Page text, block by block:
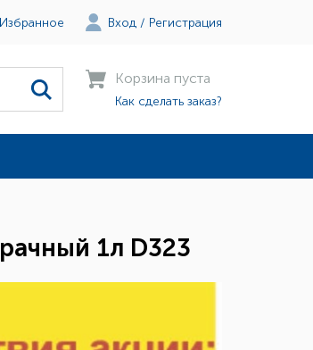
Избранное Вход / Регистрация
Корзина пуста
Как сделать заказ?
1л D323